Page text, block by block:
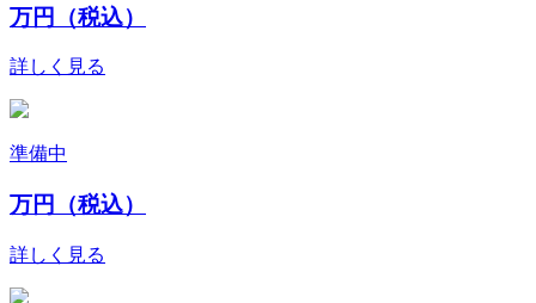
万円（税込）
詳しく見る
準備中
万円（税込）
詳しく見る